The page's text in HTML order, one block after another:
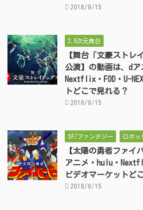
2018/9/15
2.5次元舞台
【舞台「文豪ストレ
公演】の動画は、dア
Nextflix・FOD・U-
トどこで見れる？
2018/9/15
SF/ファンタジー ロボッ
【太陽の勇者ファイ
アニメ・hulu・
ビデオマーケットど
2018/9/15